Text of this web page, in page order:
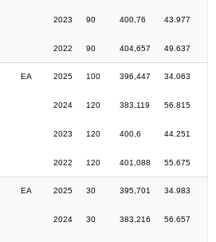
2023
2022
90
90
400,76
404,657
43.977
49.637
EA 2025
2024
2023
2022
100
120
120
120
396,447
383,119
400,6
401,088
34.063
56.815
44.251
55.675
EA 2025
2024
30
30
395,701
383,216
34.983
56.657